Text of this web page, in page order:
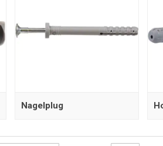
Nagelplug